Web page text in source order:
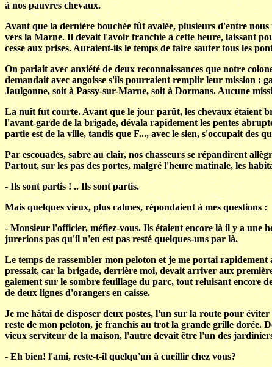
à nos pauvres chevaux.
Avant que la dernière bouchée fût avalée, plusieurs d'entre
vers la Marne. Il devait l'avoir franchie à cette heure, laissant
cesse aux prises. Auraient-ils le temps de faire sauter tous les
On parlait avec anxiété de deux reconnaissances que notre
demandait avec angoisse s'ils pourraient remplir leur mission :
Jaulgonne, soit à Passy-sur-Marne, soit à Dormans. Aucune
La nuit fut courte. Avant que le jour parût, les chevaux étaient
l'avant-garde de la brigade, dévala rapidement les pentes
partie est de la ville, tandis que F..., avec le sien, s'occupait des
Par escouades, sabre au clair, nos chasseurs se répandirent
Partout, sur les pas des portes, malgré l'heure matinale, les
- Ils sont partis ! .. Ils sont partis.
Mais quelques vieux, plus calmes, répondaient à mes questions :
- Monsieur l'officier, méfiez-vous. Ils étaient encore là il y a une
jurerions pas qu'il n'en est pas resté quelques-uns par là.
Le temps de rassembler mon peloton et je me portai
pressait, car la brigade, derrière moi, devait arriver aux
gaiement sur le sombre feuillage du parc, tout reluisant encore
de deux lignes d'orangers en caisse.
Je me hâtai de disposer deux postes, l'un sur la route pour
reste de mon peloton, je franchis au trot la grande grille dorée.
vieux serviteur de la maison, l'autre devait être l'un des
- Eh bien! l'ami, reste-t-il quelqu'un à cueillir chez vous?